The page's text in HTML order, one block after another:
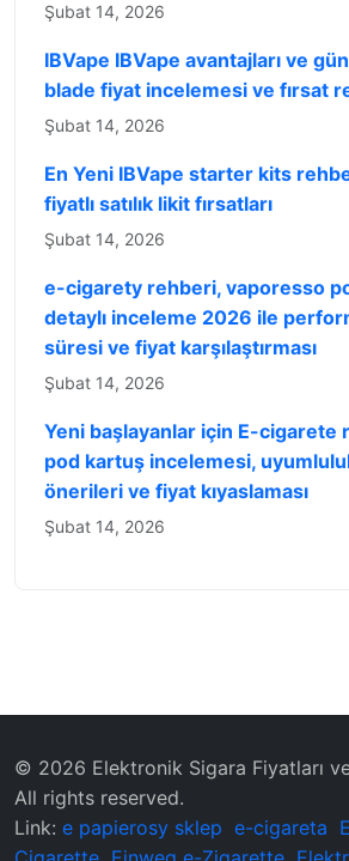
Şubat 14, 2026
IBVape IBVape avantajları ve
blade fiyat incelemesi ve fırsat
Şubat 14, 2026
En Yeni IBVape starter kits
fiyatlı satılık likit fırsatları
Şubat 14, 2026
e-cigarety rehberi, vaporesso
detaylı inceleme 2026 ile
süresi ve fiyat karşılaştırması
Şubat 14, 2026
Yeni başlayanlar için E-cigarete
pod kartuş incelemesi,
önerileri ve fiyat kıyaslaması
Şubat 14, 2026
© 2026 Elektronik Sigara Fiyatları
All rights reserved.
Link: e papierosy sklep e-cigareta